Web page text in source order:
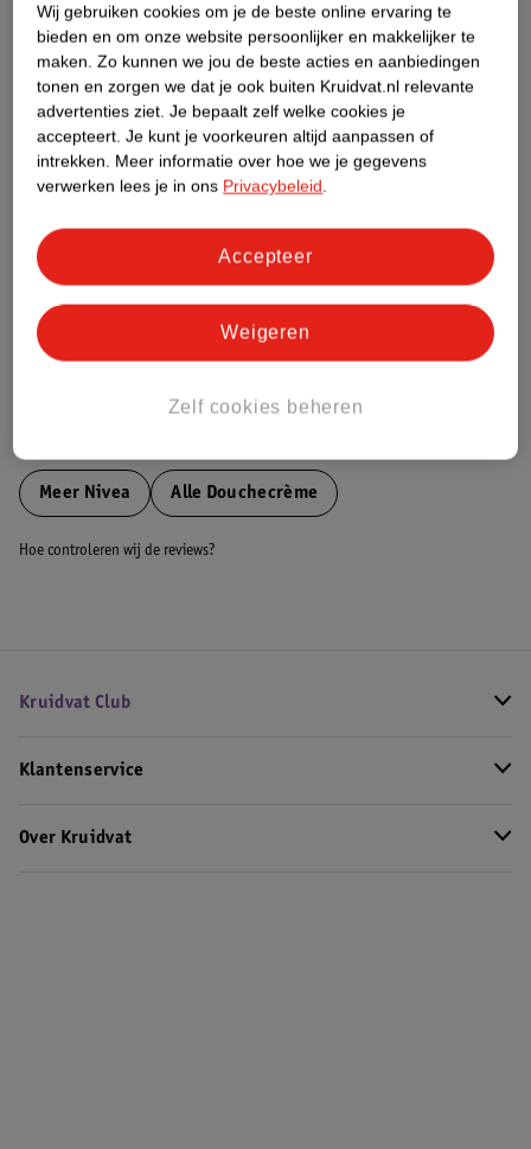
Productinformatie
Etiketinformatie
Nature Impact Score
Impact Score.
Meer informatie
Bestel & Bezorginformatie
Meer Nivea Alle Douchecrème
Hoe controleren wij de reviews?
Kruidvat Club
Klantenservice
Over Kruidvat
Wij gebruiken cookies om je de beste online ervaring te
bieden en om onze website persoonlijker en makkelijker te
maken. Zo kunnen we jou de beste acties en aanbiedingen
tonen en zorgen we dat je ook buiten Kruidvat.nl relevante
advertenties ziet. Je bepaalt zelf welke cookies je
accepteert. Je kunt je voorkeuren altijd aanpassen of
intrekken. Meer informatie over hoe we je gegevens
verwerken lees je in ons Privacybeleid.
Zelf cookies beheren
Weigeren
Accepteer